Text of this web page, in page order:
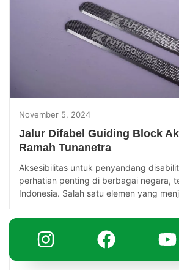
November 5, 2024
Jalur Difabel Guiding Block
Ramah Tunanetra
Aksesibilitas untuk penyandang
perhatian penting di berbagai negara,
Indonesia. Salah satu elemen yang